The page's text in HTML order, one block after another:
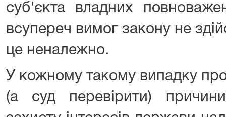
суб'єкта владних
всупереч вимог закону не
це неналежно.
У кожному такому випадку
(а суд перевірити)